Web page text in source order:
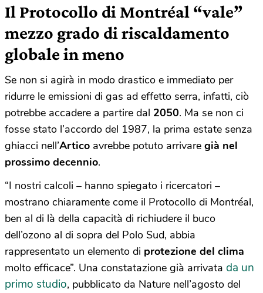
Il Protocollo di Montréal “vale”
mezzo grado di riscaldamento
globale in meno
Se non si agirà in modo drastico e immediato per
ridurre le emissioni di gas ad effetto serra, infatti, ciò
potrebbe accadere a partire dal 2050. Ma se non ci
fosse stato l’accordo del 1987, la prima estate senza
ghiacci nell’Artico avrebbe potuto arrivare già nel
prossimo decennio.
“I nostri calcoli – hanno spiegato i ricercatori –
mostrano chiaramente come il Protocollo di Montréal,
ben al di là della capacità di richiudere il buco
dell’ozono al di sopra del Polo Sud, abbia
rappresentato un elemento di protezione del clima
molto efficace”. Una constatazione già arrivata da un
primo studio, pubblicato da Nature nell’agosto del